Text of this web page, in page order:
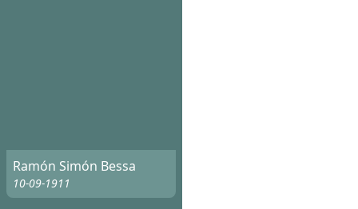
Ramón Simón Bessa
10-09-1911